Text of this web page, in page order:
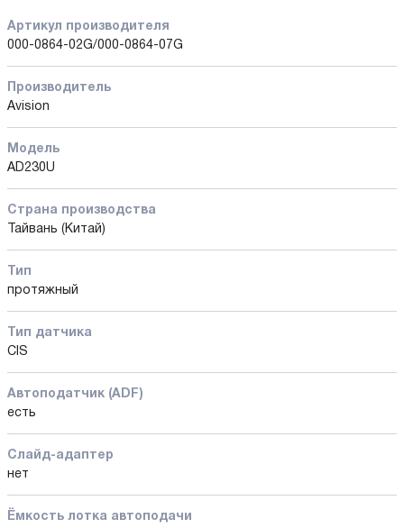
Артикул производителя
000-0864-02G/000-0864-07G
Производитель
Avision
Модель
AD230U
Страна производства
Тайвань (Китай)
Тип
протяжный
Тип датчика
CIS
Автоподатчик (ADF)
есть
Слайд-адаптер
нет
Ёмкость лотка автоподачи